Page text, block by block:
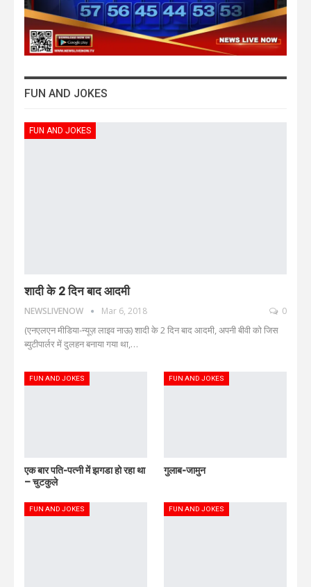
FUN AND JOKES
FUN AND JOKES
शादी के 2 दिन बाद आदमी
NEWSLIVENOW Mar 6, 2018 0
(एनएलएन मीडिया-न्यूज़ लाइव नाऊ) शादी के 2 दिन बाद आदमी, अपनी बीवी को जिस
ब्युटीपार्लर में दुलहन बनाया गया था,…
FUN AND JOKES
एक बार पति-पत्नी में झगडा हो रहा था
– चुटकुले
FUN AND JOKES
गुलाब-जामुन
FUN AND JOKES FUN AND JOKES